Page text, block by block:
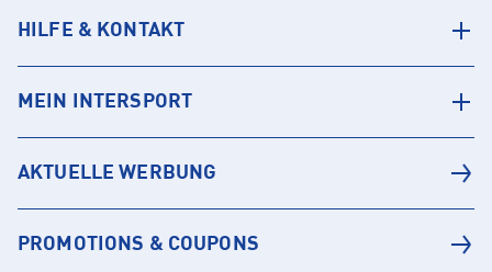
HILFE & KONTAKT
MEIN INTERSPORT
AKTUELLE WERBUNG
PROMOTIONS & COUPONS